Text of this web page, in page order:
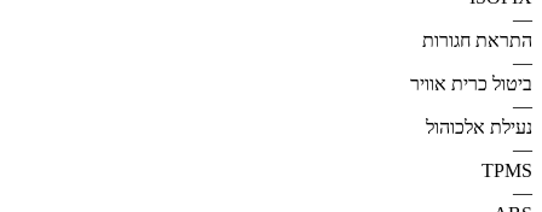
—
התראת חגורות
—
ביטול כרית אוויר
—
נעילת אלכוהול
—
TPMS
—